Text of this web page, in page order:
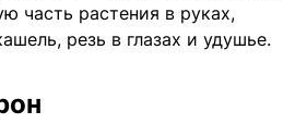
часть растения в руках,
резь в глазах и удушье.